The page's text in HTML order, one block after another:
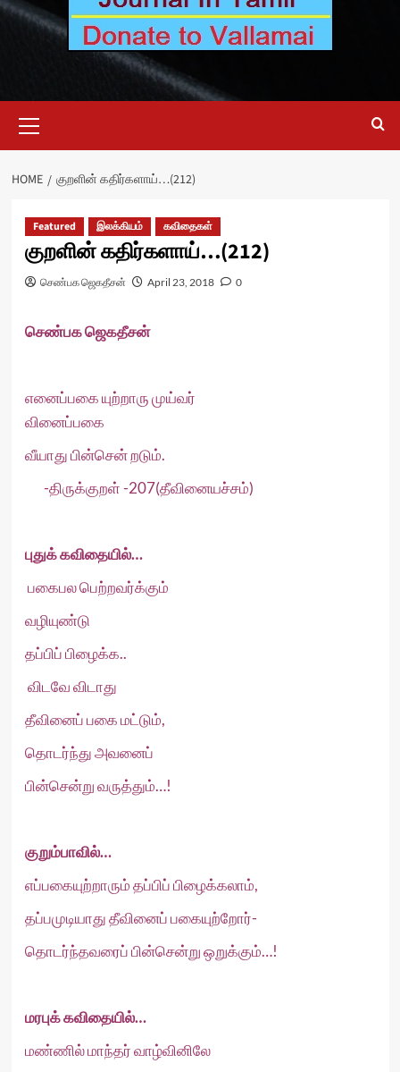
Menu
HOME குறளின் கதிர்களாய்…(212)
Featured இலக்கியம் கவிதைகள்
குறளின் கதிர்களாய்…(212)
செண்பக ஜெகதீசன் April 23, 2018 0
செண்பக ஜெகதீசன்
எனைப்பகை யுற்றாரு முய்வர்
வினைப்பகை
வீயாது பின்சென் றடும்.
-திருக்குறள் -207(தீவினையச்சம்)
புதுக் கவிதையில்…
பகைபல பெற்றவர்க்கும்
வழியுண்டு
தப்பிப் பிழைக்க..
விடவே விடாது
தீவினைப் பகை மட்டும்,
தொடர்ந்து அவனைப்
பின்சென்று வருத்தும்…!
குறும்பாவில்…
எப்பகையுற்றாரும் தப்பிப் பிழைக்கலாம்,
தப்பமுடியாது தீவினைப் பகையுற்றோர்-
தொடர்ந்தவரைப் பின்சென்று ஒறுக்கும்…!
மரபுக் கவிதையில்…
மண்ணில் மாந்தர் வாழ்வினிலே